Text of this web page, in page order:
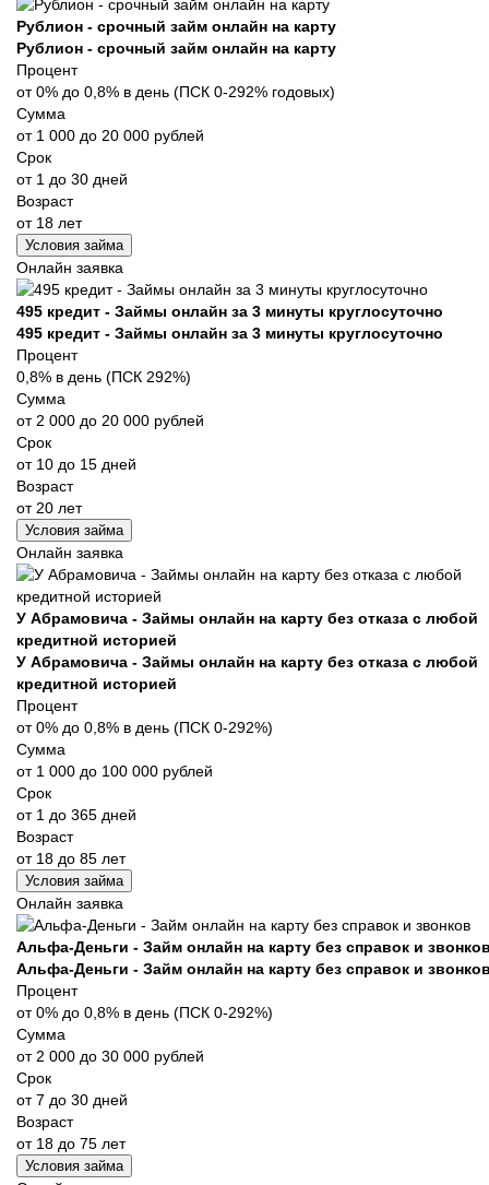
Рублион - срочный займ онлайн на карту
Рублион - срочный займ онлайн на карту
Процент
от 0% до 0,8% в день (ПСК 0-292% годовых)
Сумма
от 1 000 до 20 000 рублей
Срок
от 1 до 30 дней
Возраст
от 18 лет
Условия займа
Онлайн заявка
495 кредит - Займы онлайн за 3 минуты круглосуточно
495 кредит - Займы онлайн за 3 минуты круглосуточно
Процент
0,8% в день (ПСК 292%)
Сумма
от 2 000 до 20 000 рублей
Срок
от 10 до 15 дней
Возраст
от 20 лет
Условия займа
Онлайн заявка
У Абрамовича - Займы онлайн на карту без отказа с любой
кредитной историей
У Абрамовича - Займы онлайн на карту без отказа с любой
кредитной историей
Процент
от 0% до 0,8% в день (ПСК 0-292%)
Сумма
от 1 000 до 100 000 рублей
Срок
от 1 до 365 дней
Возраст
от 18 до 85 лет
Условия займа
Онлайн заявка
Альфа-Деньги - Займ онлайн на карту без справок и
Альфа-Деньги - Займ онлайн на карту без справок и
Процент
от 0% до 0,8% в день (ПСК 0-292%)
Сумма
от 2 000 до 30 000 рублей
Срок
от 7 до 30 дней
Возраст
от 18 до 75 лет
Условия займа